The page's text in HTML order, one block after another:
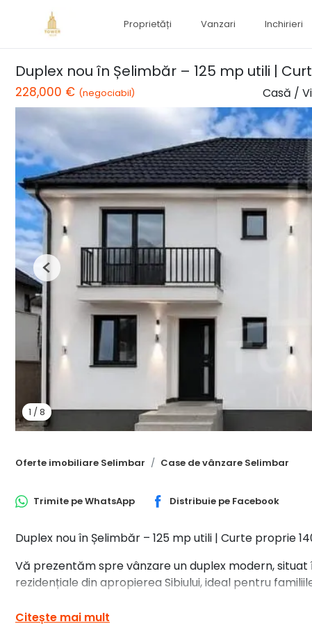
Proprietăți Vanzari Inchirieri
Duplex nou în Șelimbăr – 125 mp utili |
228,000 € (negociabil) Casă /
1 /8
Previous
Oferte imobiliare Selimbar Case de vânzare Selimbar
Trimite peWhatsApp Distribuie pe Facebook
Duplex nou în Șelimbăr – 125 mp utili | Curte proprie
Vă prezentăm spre vânzare un duplex modern,
rezidențiale din apropierea Sibiului, ideal pentru
Locuința este dispusă pe parter și etaj, având o
Citește mai mult